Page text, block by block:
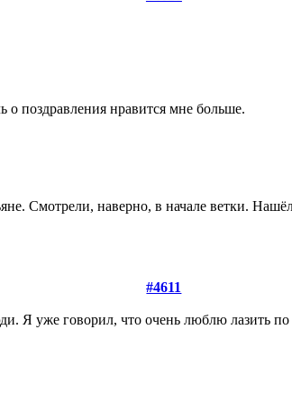
о поздравления нравится мне больше.
Смотрели, наверно, в начале ветки.
#4611
Я уже говорил, что очень люблю лазить